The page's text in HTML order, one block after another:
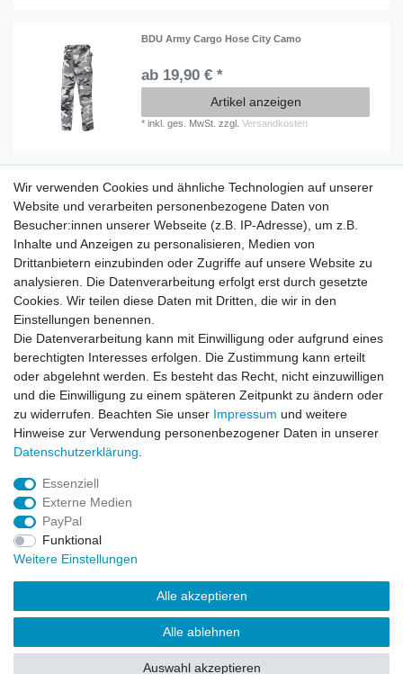
BDU Army Cargo Hose City Camo
ab 19,90 € *
Artikel anzeigen
*inkl. ges. MwSt. zzgl.Versandkosten
Information
Versand mit DHL weltweit
Kostenloser Versand ab 40 €
Lieferung an Paketstation
14 Tage Rückgaberecht
Wichtiges
Datenschutz
Impressum
Kontakt
AGB
Service
Zahlung und Versand
Vertrag widerrufen
Rücksendung
Verpackung
News
Wir verwenden Cookies und ähnliche Technologien auf unserer
Website und verarbeiten personenbezogene Daten von
Besucher:innen unserer Webseite (z.B. IP-Adresse), um z.B.
Inhalte und Anzeigen zu personalisieren, Medien von
Drittanbietern einzubinden oder Zugriffe auf unsere Website zu
analysieren. Die Datenverarbeitung erfolgt erst durch gesetzte
Cookies. Wir teilen diese Daten mit Dritten, die wir in den
Einstellungen benennen.
Die Datenverarbeitung kann mit Einwilligung oder aufgrund eines
berechtigten Interesses erfolgen. Die Zustimmung kann erteilt
oder abgelehnt werden. Es besteht das Recht, nicht einzuwilligen
und die Einwilligung zu einem späteren Zeitpunkt zu ändern oder
zu widerrufen. Beachten Sie unser Impressum und weitere
Hinweise zur Verwendung personenbezogener Daten in unserer
Daten­schutz­erklärung
Essenziell
Externe Medien
PayPal
Funktional
Weitere Einstellungen
Alle akzeptieren
Alle ablehnen
Auswahl akzeptieren